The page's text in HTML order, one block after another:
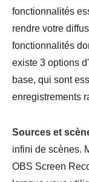
fonctionnalités
rendre votre
fonctionnalités
existe 3 options
base, qui sont
enregistrements
Sources et
infini de scènes.
OBS Screen